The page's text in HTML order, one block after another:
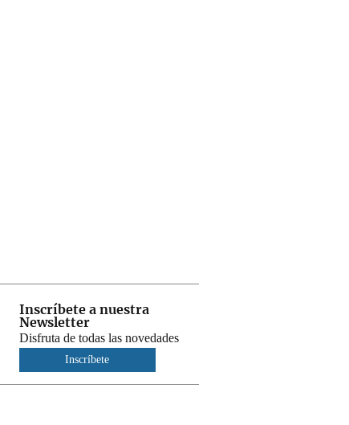
Inscríbete a nuestra
Newsletter
Disfruta de todas las novedades
Inscríbete